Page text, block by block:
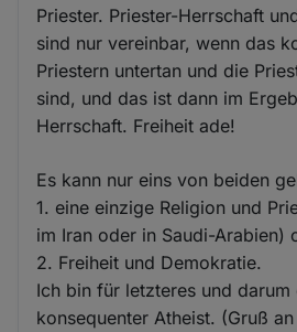
Priester. Priester-Herrschaft
sind nur vereinbar, wenn das
Priestern untertan und die
sind, und das ist dann im
Herrschaft. Freiheit ade!
Es kann nur eins von beiden
1. eine einzige Religion und
im Iran oder in Saudi-Arabien)
2. Freiheit und Demokratie.
Ich bin für letzteres und darum
konsequenter Atheist. (Gruß